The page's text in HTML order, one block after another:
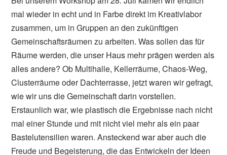
mal wieder in echt und in Farbe direkt im Kreativlabor
zusammen, um in Gruppen an den zukünftigen
Gemeinschaftsräumen zu arbeiten. Was sollen das für
Räume werden, die unser Haus mehr prägen werden als
alles andere? Ob Multihalle, Kellerräume, Chaos-Weg,
Clusterräume oder Dachterrasse, jetzt waren wir gefragt,
wie wir uns die Gemeinschaft darin vorstellen.
Erstaunlich war, wie plastisch die Ergebnisse nach nicht
mal einer Stunde und mit nicht viel mehr als ein paar
Bastelutensilien waren. Ansteckend war aber auch die
Freude und Begeisterung, die das Entwickeln der Ideen